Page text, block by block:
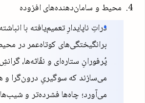
محیط و سامان‌دهنده‌های افزوده
ذراتِ ناپایدارِ تعمیم‌یافته با
برانگیختگی‌های کوتاه‌عمر در
پُرفورانِ ستاره‌ای و نفّاثه‌ها،
می‌سازند که سوگیریِ درون‌گرا و
می‌آورد؛ چاه‌ها فشرده‌تر و